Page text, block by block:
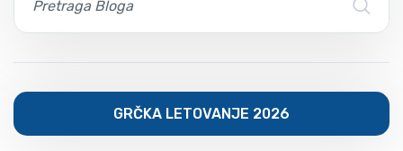
GRČKA LETOVANJE 2026